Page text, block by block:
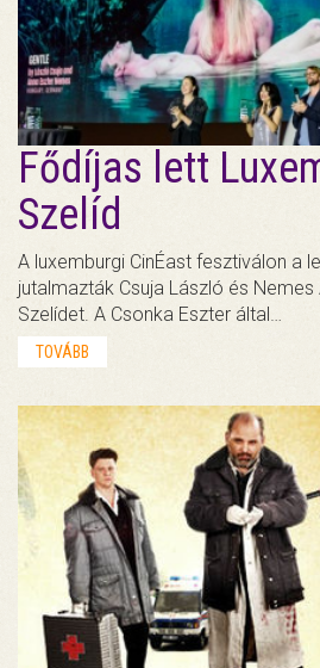
Fődíjas lett
Szelíd
A luxemburgi CinÉast fesztiválon a
jutalmazták Csuja László és
Szelídet. A Csonka Eszter által…
TOVÁBB